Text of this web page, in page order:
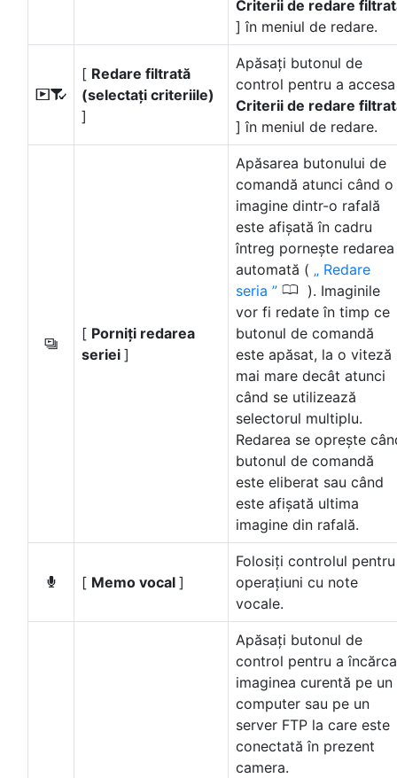
Criterii de redare
] în meniul de redare.
N
[ Redare filtrată
(selectați criteriile)
]
Apăsați butonul de
control pentru a
Criterii de redare
] în meniul de redare.
O
[ Porniți redarea
seriei ]
Apăsarea butonului de
comandă atunci când o
imagine dintr-o rafală
este afișată în cadru
întreg pornește redarea
automată (
Redare
seria
0 ). Imaginile
vor fi redate în timp ce
butonul de comandă
este apăsat, la o viteză
mai mare decât atunci
când se utilizează
selectorul multiplu.
Redarea se oprește
butonul de comandă
este eliberat sau când
este afișată ultima
imagine din rafală.
b [ Memo vocal ]
Folosiți controlul pentru
operațiuni cu note
vocale.
Apăsați butonul de
control pentru a încărca
imaginea curentă pe un
computer sau pe un
server FTP la care este
conectată în prezent
camera.